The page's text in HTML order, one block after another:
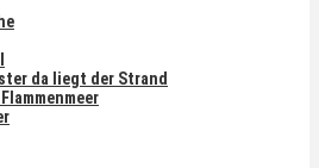
da liegt der Strand